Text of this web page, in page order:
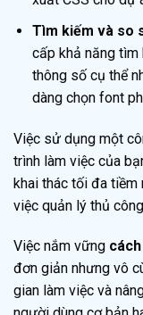
Tìm kiếm và so
cấp khả năng tìm
thông số cụ thể
dàng chọn font
Việc sử dụng một
trình làm việc của
khai thác tối đa tiềm
việc quản lý thủ
Việc nắm vững
đơn giản nhưng vô
gian làm việc và